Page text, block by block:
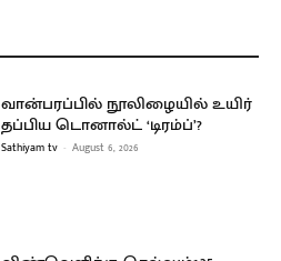
வான்பரப்பில் நூலிழையில் உயிர்
தப்பிய டொனால்ட் ‘டிரம்ப்’?
Sathiyam tv - August 6, 2026